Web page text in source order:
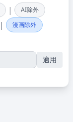
|
AI除外
|
漫画除外
適用